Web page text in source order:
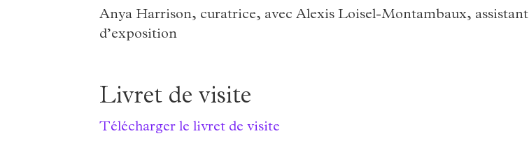
Anya Harrison, curatrice, avec Alexis Loisel-Montambaux, assistant
d’exposition
Livret de visite
Télécharger le livret de visite